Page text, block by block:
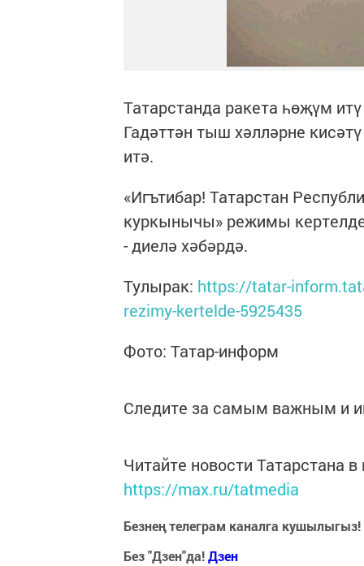
Татарстанда ракета һөҗүм
Гадәттән тыш хәлләрне
итә.
«Игътибар! Татарстан
куркынычы» режимы
- диелә хәбәрдә.
Тулырак: https://tatar-
rezimy-kertelde-5925435
Фото: Татар-информ
Следите за самым важным и
Читайте новости Татарстана
https://max.ru/tatmedia
Безнең телеграм каналга кушылыгыз!
Без "Дзен"да!Дзен